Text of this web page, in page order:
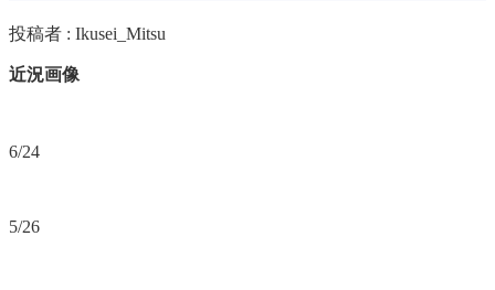
投稿者 : Ikusei_Mitsu
近況画像
6/24
5/26